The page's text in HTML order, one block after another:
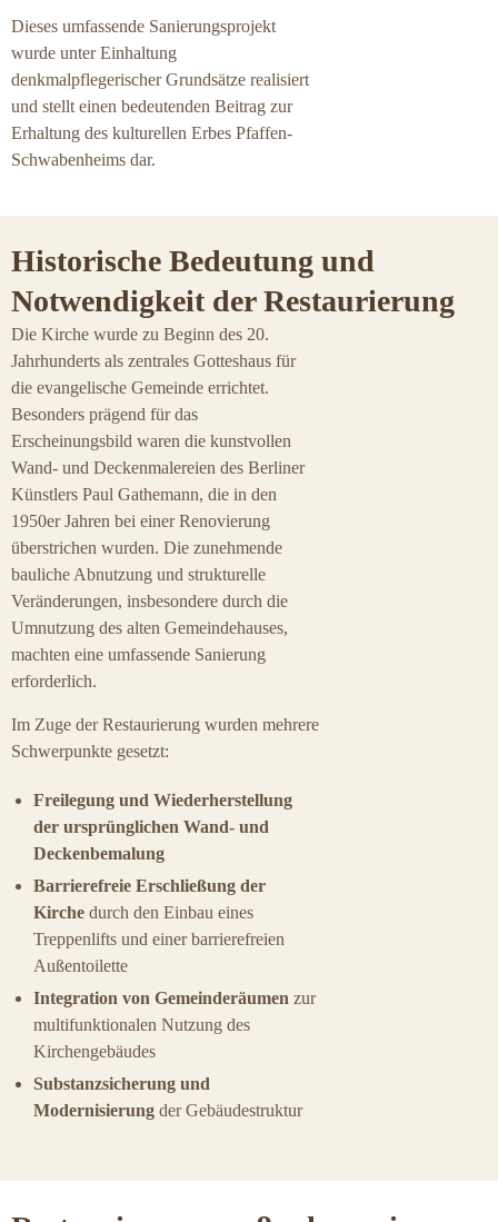
Dieses umfassende Sanierungsprojekt
wurde unter Einhaltung
denkmalpflegerischer Grundsätze realisiert
und stellt einen bedeutenden Beitrag zur
Erhaltung des kulturellen Erbes Pfaffen-
Schwabenheims dar.
Historische Bedeutung und
Notwendigkeit der Restaurierung
Die Kirche wurde zu Beginn des 20.
Jahrhunderts als zentrales Gotteshaus für
die evangelische Gemeinde errichtet.
Besonders prägend für das
Erscheinungsbild waren die kunstvollen
Wand- und Deckenmalereien des Berliner
Künstlers Paul Gathemann, die in den
1950er Jahren bei einer Renovierung
überstrichen wurden. Die zunehmende
bauliche Abnutzung und strukturelle
Veränderungen, insbesondere durch die
Umnutzung des alten Gemeindehauses,
machten eine umfassende Sanierung
erforderlich.
Im Zuge der Restaurierung wurden mehrere
Schwerpunkte gesetzt:
Freilegung und Wiederherstellung
der ursprünglichen Wand- und
Deckenbemalung
Barrierefreie Erschließung der
Kirche durch den Einbau eines
Treppenlifts und einer barrierefreien
Außentoilette
Integration von Gemeinderäumen zur
multifunktionalen Nutzung des
Kirchengebäudes
Substanzsicherung und
Modernisierung der Gebäudestruktur